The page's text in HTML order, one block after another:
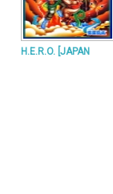
H.E.R.O. [JAPAN